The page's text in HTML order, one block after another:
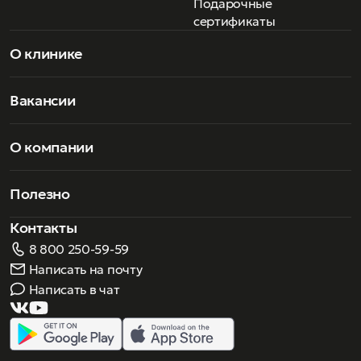
для заказа линзы с поляризационным фильтром IQ-POL.
Подарочные
сертификаты
О клинике
Вакансии
О компании
Полезно
Контакты
8 800 250-59-59
Написать на почту
Написать в чат